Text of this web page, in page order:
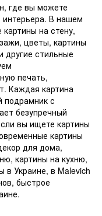
где вы можете
интерьера. В нашем
на стену,
цветы, картины
другие стильные
печать,
Каждая картина
подрамник с
безупречный
вы ищете картины
картины
для дома,
картины на кухню,
в Украине, в Malevich
быстрое